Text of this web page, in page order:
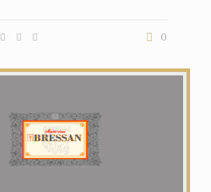
0